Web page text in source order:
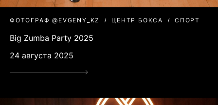
ФОТОГРАФ @EVGENY_KZ ЦЕНТР БОКСА СПОРТ
Big Zumba Party 2025
24 августа 2025